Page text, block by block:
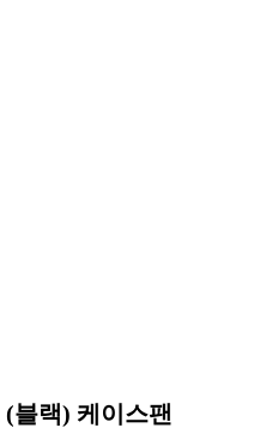
블랙) 케이스팬